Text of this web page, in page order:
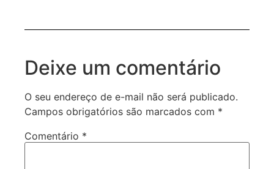
Deixe um comentário
O seu endereço de e-mail não será publicado.
Campos obrigatórios são marcados com *
Comentário *